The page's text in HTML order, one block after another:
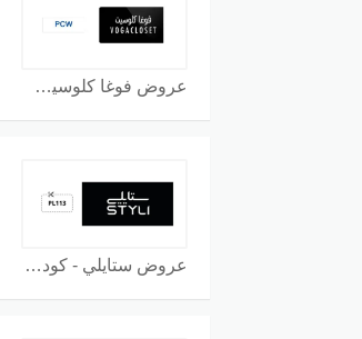
عروض فوغا كلوسيت - كود خصم فوغا كلوسيت 2026 (EHXW) كوبون
عروض ستايلي - كود خصم ستايلي 2026 (PL113) كوبون